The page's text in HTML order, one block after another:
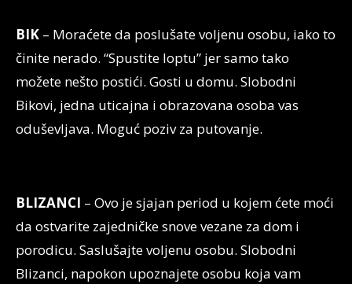
BIK – Moraćete da poslušate voljenu osobu, iako to
činite nerado. “Spustite loptu” jer samo tako
možete nešto postići. Gosti u domu. Slobodni
Bikovi, jedna uticajna i obrazovana osoba vas
oduševljava. Moguć poziv za putovanje.
BLIZANCI – Ovo je sjajan period u kojem ćete moći
da ostvarite zajedničke snove vezane za dom i
porodicu. Saslušajte voljenu osobu. Slobodni
Blizanci, napokon upoznajete osobu koja vam